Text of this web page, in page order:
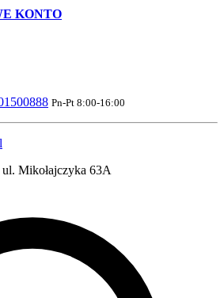
KONTO
Pn-Pt 8:00-16:00
Mikołajczyka 63A